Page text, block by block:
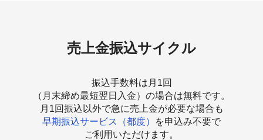
売上金振込サイクル
振込手数料は月1回
（月末締め最短翌日入金）の場合は無料です。
月1回振込以外で急に売上金が必要な場合も
早期振込サービス（都度）
を申込み不要で
ご利用いただけます。